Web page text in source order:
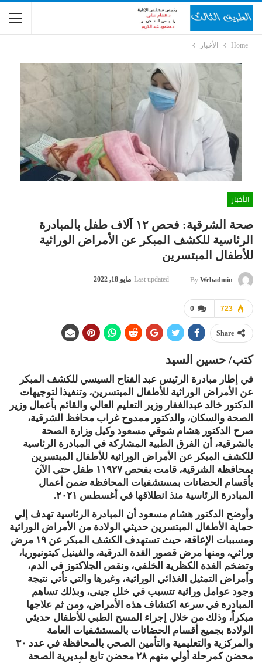
Home الأخبار
الأخبار
صحة الشرقية: فحص ١٢ آلاف طفل بالمبادرة
الرئاسية للكشف المبكر عن الأمراض الوراثية
للأطفال المبتسرين
By Webadmin
Last updated مايو 18, 2022
0 723
Share
كتب/ حسين السيد
في إطار مبادرة الرئيس عبد الفتاح السيسي للكشف المبكر
عن الأمراض الوراثية للأطفال المبتسرين، وتنفيذا لتوجيهات
الدكتور خالد عبدالغفار وزير التعليم العالي والقائم بأعمال وزير
الصحة والسكان، والدكتور ممدوح غراب محافظ الشرقية،
صرح الدكتور هشام شوقي مسعود وكيل وزارة الصحة
بالشرقية، أن الفرق الطبية المشاركة في المبادرة الرئاسية
للكشف المبكر عن الأمراض الوراثية للأطفال المبتسرين
بمحافظة الشرقية، قامت بفحص ١١٩٢٧ طفل حتى الآن
بأقسام الحضانات بمستشفيات المحافظة ضمن أعمال
المبادرة الرئاسية منذ انطلاقها في أغسطس ٢٠٢١.
وأوضح الدكتور هشام مسعود أن المبادرة الرئاسية تهدف إلي
حماية الأطفال المبتسرين حديثي الولادة من الأمراض الوراثية
ومسببات الإعاقة، حيث تستهدف الكشف المبكر عن ١٩ مرض
وراثي، ومنها مرض قصور الغدة الدرقية، والفينيل كيتونيوريا،
وتضخم الغدة الكظرية الخلفي، ونقص الجلاكتوز في الدم،
وأمراض التمثيل الغذائي الوراثية، وغيرها والتي تأتي نتيجة
وجود عوامل وراثية تتسبب في خلل جينى، وبذلك تساهم
المبادرة في سرعة اكتشاف هذه الأمراض، ومن ثم علاجها
مبكراً، وذلك من خلال إجراء المسح الطبي للأطفال حديثي
الولادة بجميع أقسام الحضانات بالمستشفيات العامة
والمركزية والتعليمية والتأمين الصحي بالمحافظة في عدد ٣٠
محضن كمرحلة أولي منهم ٢٨ محضن تابع لمديرية الصحة